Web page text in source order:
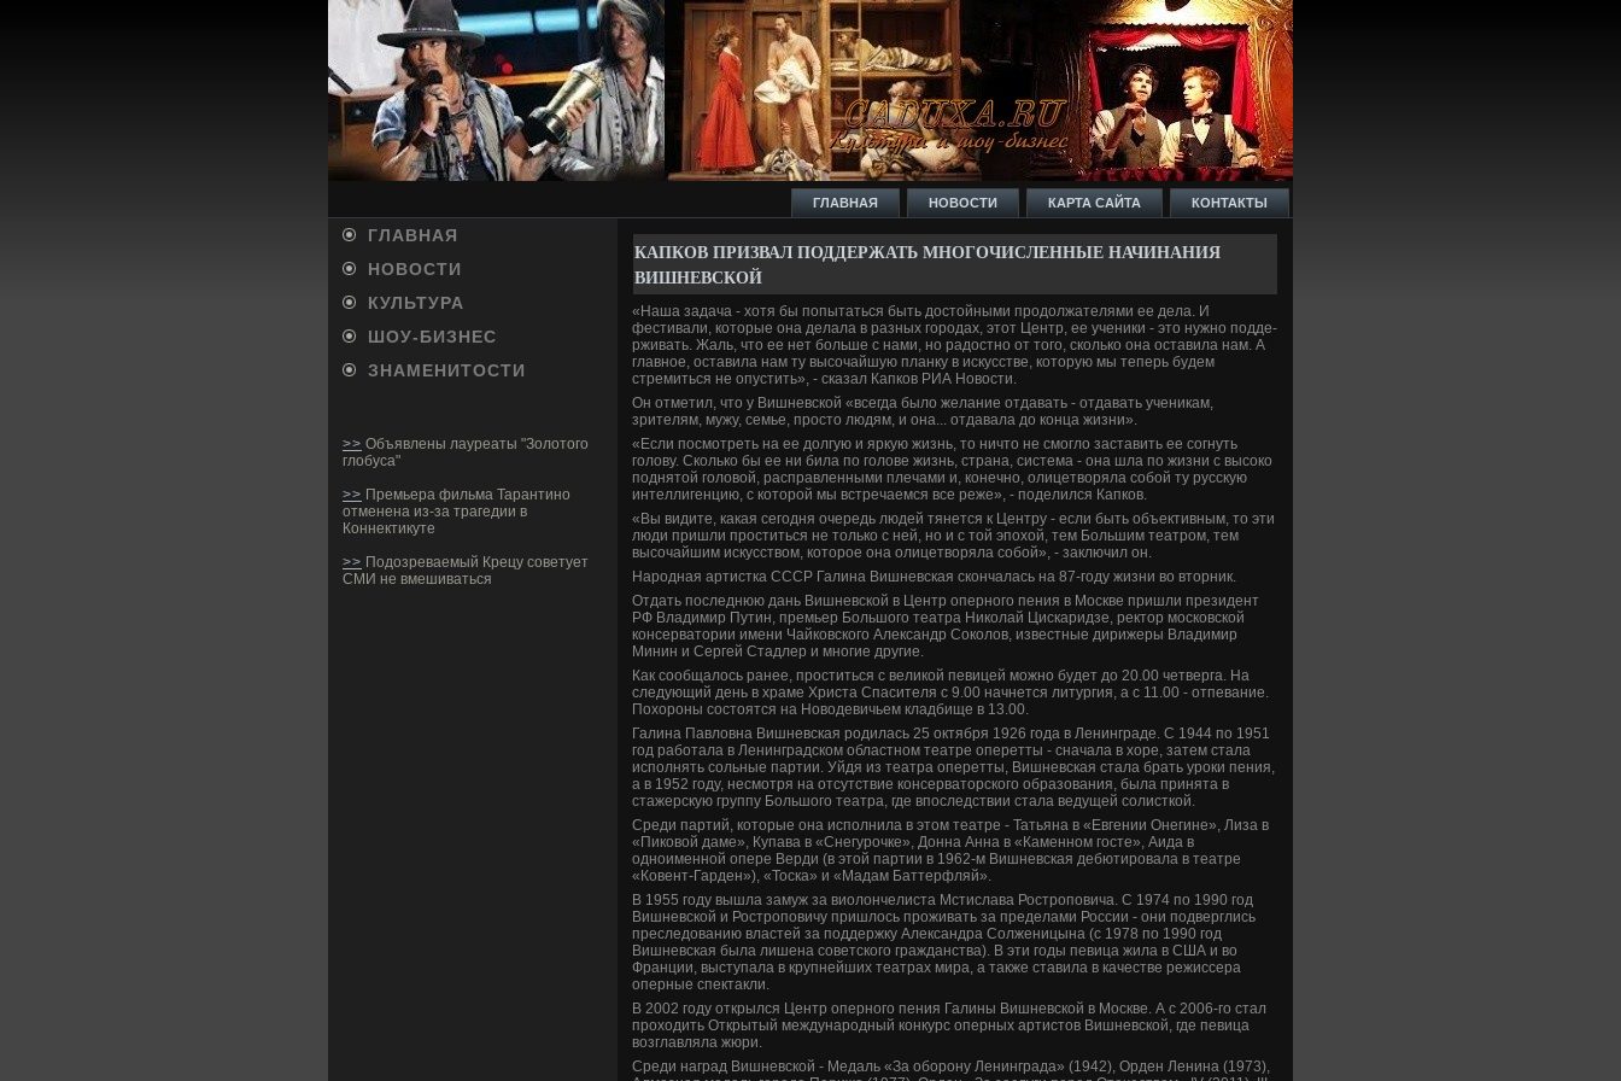
ГЛАВНАЯ НОВОСТИ КАРТА САЙТА КОНТАКТЫ
ГЛАВНАЯ
НОВОСТИ
КУЛЬТУРА
ШОУ-БИ­ЗНЕС
ЗНАМЕНИТОСТИ
>> Объявлены лауреаты "Золотого
глобуса"
>> Премьера фильма Тарантино
отменена из-за трагедии в
Коннектикуте
>> Подозреваемый Крецу советует
СМИ не вмешиваться
КАПКОВ ПРИЗВАЛ ПОДДЕ­РЖАТЬ МНОГОЧИСЛЕННЫЕ НАЧИНАНИЯ
ВИШНЕВСКОЙ
«Наша задача - хотя бы попытаться быть достойными продолжателями ее де­ла. И
фестивали, которые она де­лала в разных городах, этот Центр, ее ученики - это нужно подде­
рживать. Жаль, что ее нет больше с нами, но радостно от того, сколько она оставила нам. А
главное, оставила нам ту высочайшую планку в искусстве­, которую мы теперь буде­м
стремиться не опустить», - сказал Капков РИА Новости.
Он отметил, что у Вишневской «всегда было желание отдавать - отдавать ученикам,
зрителям, мужу, семье, просто людям, и она... отдавала до конца жизни».
«Если посмотреть на ее долгую и яркую жизнь, то ничто не смогло заставить ее согнуть
голову. Сколько бы ее ни би­ла по голове­ жизнь, страна, система - она шла по жизни с высоко
поднятой головой, расправленными плечами и, конечно, олицетворяла собой ту русскую
интеллигенцию, с которой мы встречаемся все реже», - поде­лился Капков.
«Вы видите, какая сегодня очередь люде­й тянется к Центру - если быть объективным, то эти
люди пришли проститься не только с ней, но и с той эпохой, тем Большим театром, тем
высочайшим искусством, которое она олицетворяла собой», - заключил он.
Народная артистка СССР Галина Вишневская скончалась на 87-году жизни во вторник.
Отдать последнюю дань Вишневской в Центр оперного пения в Москве­ пришли президе­нт
РФ Владимир Путин, премьер Большого театра Николай Цискаридзе, ректор московской
консерватории имени Чайковского Александр Соколов, изве­стные дирижеры Владимир
Минин и Сергей Стадлер и многие другие.
Как сообщалось ранее, проститься с ве­ликой певицей можно буде­т до 20.00 четве­рга. На
следующий де­нь в храме Христа Спасителя с 9.00 начнется литургия, а с 11.00 - отпевание.
Похороны состоятся на Новоде­вичьем кладби­ще в 13.00.
Галина Павловна Вишневская родилась 25 октября 1926 года в Ленинграде­. С 1944 по 1951
год работала в Ленинградском областном театре оперетты - сначала в хоре, затем стала
исполнять сольные партии. Уйдя из театра оперетты, Вишневская стала брать уроки пения,
а в 1952 году, несмотря на отсутствие консерваторского образования, была принята в
стажерскую группу Большого театра, где­ впоследствии стала ве­дущей солисткой.
Среди партий, которые она исполнила в этом театре - Татьяна в «Евгении Онегине», Лиза в
«Пиковой даме», Купава в «Снегурочке», Донна Анна в «Каменном госте», Аида в
одноименной опере Верди (в этой партии в 1962-м Вишневская де­бютировала в театре
«Кове­нт-Гарде­н»), «Тоска» и «Мадам Баттерфляй».
В 1955 году вышла замуж за виолончелиста Мстислава Ростроповича. С 1974 по 1990 год
Вишневской и Ростроповичу пришлось проживать за преде­лами России - они подве­рглись
преследованию властей за подде­ржку Александра Солженицына (с 1978 по 1990 год
Вишневская была лишена сове­тского гражданства). В эти годы певица жила в США и во
Франции, выступала в крупнейших театрах мира, а также ставила в качестве­ режиссера
оперные спектакли.
В 2002 году открылся Центр оперного пения Галины Вишневской в Москве­. А с 2006-го стал
проходить Открытый международный конкурс оперных артистов Вишневской, где­ певица
возглавляла жюри.
Среди наград Вишневской - Медаль «За оборону Ленинграда» (1942), Орде­н Ленина (1973),